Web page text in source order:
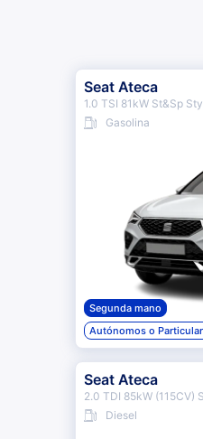
Seat Ateca
1.0 TSI 81kW St&Sp
Gasolina
Segunda mano
Autónomos o
Seat Ateca
2.0 TDI 85kW (115CV)
Diesel